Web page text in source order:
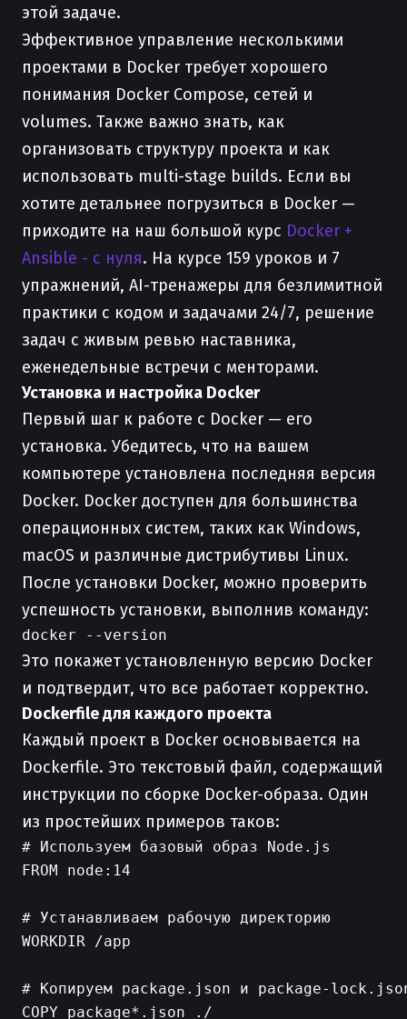
этой задаче.
Эффективное управление несколькими
проектами в Docker требует хорошего
понимания Docker Compose, сетей и
volumes. Также важно знать, как
организовать структуру проекта и как
использовать multi-stage builds. Если вы
хотите детальнее погрузиться в Docker —
приходите на наш большой курс Docker +
Ansible - с нуля. На курсе 159 уроков и 7
упражнений, AI-тренажеры для безлимитной
практики с кодом и задачами 24/7, решение
задач с живым ревью наставника,
еженедельные встречи с менторами.
Установка и настройка Docker
Первый шаг к работе с Docker — его
установка. Убедитесь, что на вашем
компьютере установлена последняя версия
Docker. Docker доступен для большинства
операционных систем, таких как Windows,
macOS и различные дистрибутивы Linux.
После установки Docker, можно проверить
успешность установки, выполнив команду:
Это покажет установленную версию Docker
и подтвердит, что все работает корректно.
Dockerfile для каждого проекта
Каждый проект в Docker основывается на
Dockerfile. Это текстовый файл, содержащий
инструкции по сборке Docker-образа. Один
из простейших примеров таков:
# Используем базовый образ Node.js
FROM node:14
# Устанавливаем рабочую директорию
WORKDIR /app
# Копируем package.json и package-
COPY package*.json ./